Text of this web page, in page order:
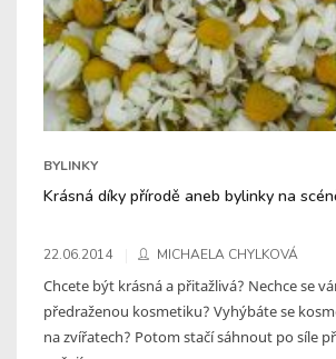
BYLINKY
Krásná díky přírodě aneb bylinky na
22.06.2014 MICHAELA CHYLKOVÁ
Chcete být krásná a přitažlivá? Nechce se
předraženou kosmetiku? Vyhýbáte se
na zvířatech? Potom stačí sáhnout po síle